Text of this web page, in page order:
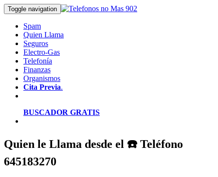
Toggle navigation
Spam
Quien Llama
Seguros
Electro-Gas
Telefonía
Finanzas
Organismos
Cita Previa.
BUSCADOR GRATIS
Quien le Llama desde el ☎️ Teléfono
645183270